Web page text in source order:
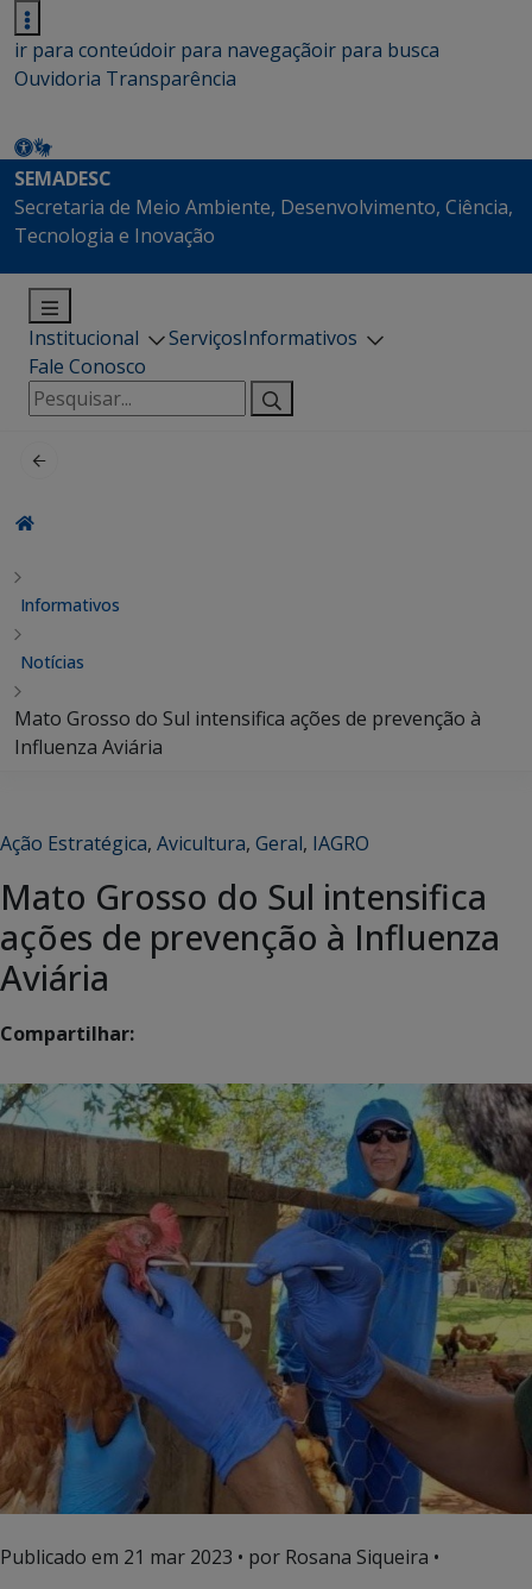
ir para conteúdoir para navegaçãoir para busca
Ouvidoria Transparência
SEMADESC
Secretaria de Meio Ambiente, Desenvolvimento, Ciência,
Tecnologia e Inovação
Institucional ServiçosInformativos
Fale Conosco
Pesquisar
por:
Informativos
Notícias
Mato Grosso do Sul intensifica ações de prevenção à
Influenza Aviária
Ação Estratégica, Avicultura, Geral, IAGRO
Mato Grosso do Sul intensifica
ações de prevenção à Influenza
Aviária
Compartilhar:
Publicado em 21 mar 2023 • por Rosana Siqueira •